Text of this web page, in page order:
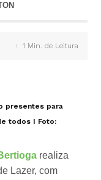
1 Min. de Leitura
presentes para
todos I Foto:
realiza
Lazer, com